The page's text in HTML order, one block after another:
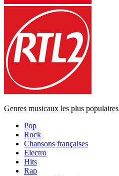
Genres musicaux les plus populaires
Pop
Rock
Chansons françaises
Electro
Hits
Rap